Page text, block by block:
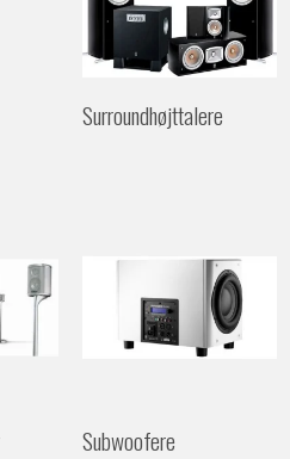
Surroundhøjttalere
Subwoofere